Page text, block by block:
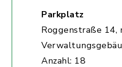
Parkplatz
Roggenstraße 14,
Anzahl: 18